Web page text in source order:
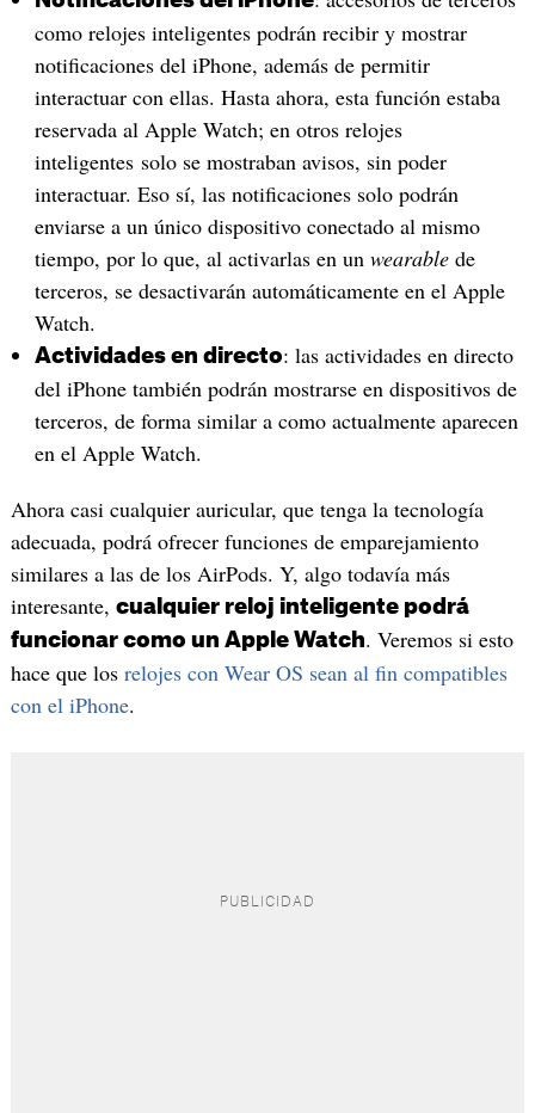
como relojes inteligentes podrán recibir y mostrar
notificaciones del iPhone, además de permitir
interactuar con ellas. Hasta ahora, esta función estaba
reservada al Apple Watch; en otros relojes
inteligentes solo se mostraban avisos, sin poder
interactuar. Eso sí, las notificaciones solo podrán
enviarse a un único dispositivo conectado al mismo
tiempo, por lo que, al activarlas en un wearablede
terceros, se desactivarán automáticamente en el Apple
Watch.
Actividades en directo: las actividades en directo
del iPhone también podrán mostrarse en dispositivos de
terceros, de forma similar a como actualmente aparecen
en el Apple Watch.
Ahora casi cualquier auricular, que tenga la tecnología
adecuada, podrá ofrecer funciones de emparejamiento
similares a las de los AirPods. Y, algo todavía más
interesante, cualquier reloj inteligente podrá
funcionar como un Apple Watch. Veremos si esto
hace que los relojes con Wear OS sean al fin compatibles
con el iPhone.